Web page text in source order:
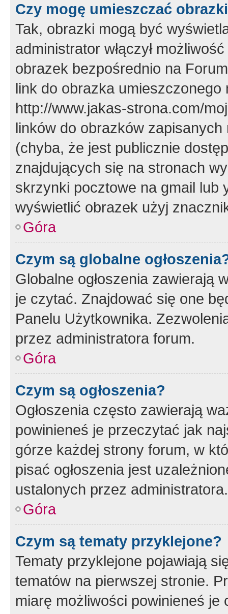
Czy mogę umieszczać
Tak, obrazki mogą być
administrator włączył
obrazek bezpośrednio na
link do obrazka
http://www.jakas-strona.com/
linków do obrazków
(chyba, że jest publicznie
znajdujących się na stronach
skrzynki pocztowe na gmail lub
wyświetlić obrazek użyj
Góra
Czym są globalne
Globalne ogłoszenia zawierają
je czytać. Znajdować się one
Panelu Użytkownika.
przez administratora forum.
Góra
Czym są ogłoszenia?
Ogłoszenia często zawierają
powinieneś je przeczytać jak
górze każdej strony forum, w
pisać ogłoszenia jest
ustalonych przez administratora.
Góra
Czym są tematy przyklejone?
Tematy przyklejone pojawiają
tematów na pierwszej stronie.
miarę możliwości powinieneś je